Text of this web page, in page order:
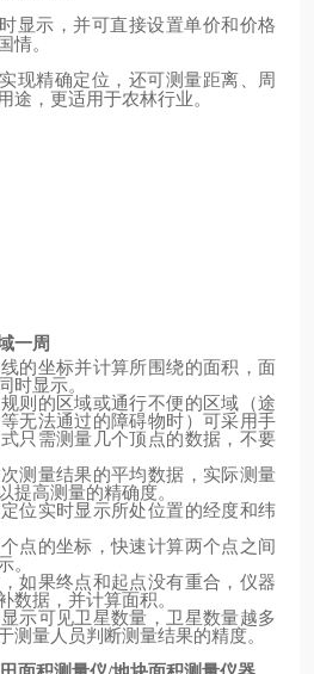
显示，并可直接设置单价和价格
情。
现精确定位，还可测量距离、周
途，更适用于农林行业。
一周
的坐标并计算所围绕的面积，面
时显示。
则的区域或通行不便的区域（途
无法通过的障碍物时）可采用手
只需测量几个顶点的数据，不要
测量结果的平均数据，实际测量
提高测量的精确度。
位实时显示所处位置的经度和纬
点的坐标，快速计算两个点之间
。
如果终点和起点没有重合，仪器
数据，并计算面积。
示可见卫星数量，卫星数量越多
测量人员判断测量结果的精度。